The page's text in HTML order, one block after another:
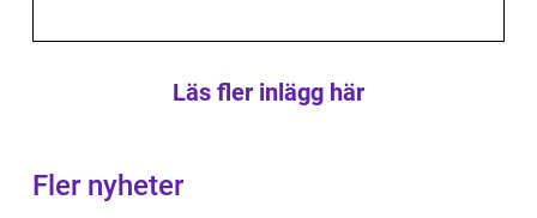
Läs fler inlägg här
Fler nyheter